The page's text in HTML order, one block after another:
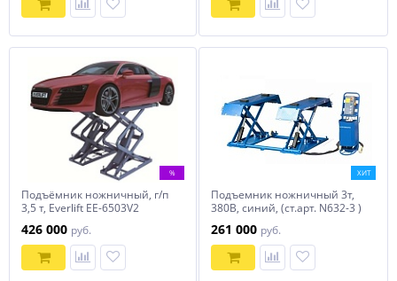
%
Подъёмник ножничный, г/п
3,5 т, Everlift EE-6503V2
426 000 руб.
ХИТ
Подъемник ножничный 3т,
380В, синий, (ст.арт. N632-3 )
261 000 руб.